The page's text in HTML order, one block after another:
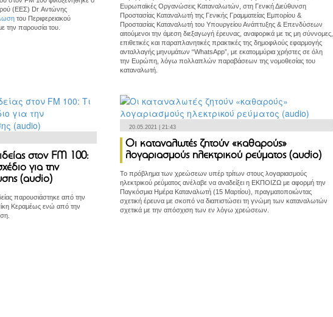
(ΕΕΣ) Dr Αντώνης
του Περιφερειακού
την παρουσία του.
Ευρωπαϊκές Οργανώσεις Καταναλωτών, στη Γενική Διεύθυνση
Προστασίας Καταναλωτή της Γενικής Γραμματείας Εμπορίου &
Προστασίας Καταναλωτή του Υπουργείου Ανάπτυξης & Επενδύσεων
αιτούμενοι την άμεση διεξαγωγή έρευνας, αναφορικά με τις μη σύννομες,
επιθετικές και παραπλανητικές πρακτικές της δημοφιλούς εφαρμογής
ανταλλαγής μηνυμάτων “WhatsApp”, με εκατομμύρια χρήστες σε όλη
την Ευρώπη, λόγω πολλαπλών παραβάσεων της νομοθεσίας του
καταναλωτή.
στον FM 100:
για την
(audio)
παρουσιάστηκε από την
Κεραμέως ενώ από την
20.05.2021 | 21:43
Οι καταναλωτές ζητούν «καθαρούς»
λογαριασμούς ηλεκτρικού ρεύματος (audio)
Το πρόβλημα των χρεώσεων υπέρ τρίτων στους λογαριασμούς
ηλεκτρικού ρεύματος ανέλαβε να αναδείξει η ΕΚΠΟΙΖΩ με αφορμή την
Παγκόσμια Ημέρα Καταναλωτή (15 Μαρτίου), πραγματοποιώντας
σχετική έρευνα με σκοπό να διαπιστώσει τη γνώμη των καταναλωτών
σχετικά με την απόσχιση των εν λόγω χρεώσεων.